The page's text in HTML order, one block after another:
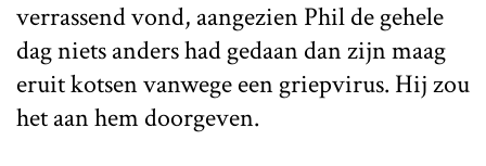
verrassend vond, aangezien Phil de gehele
dag niets anders had gedaan dan zijn maag
eruit kotsen vanwege een griepvirus. Hij zou
het aan hem doorgeven.